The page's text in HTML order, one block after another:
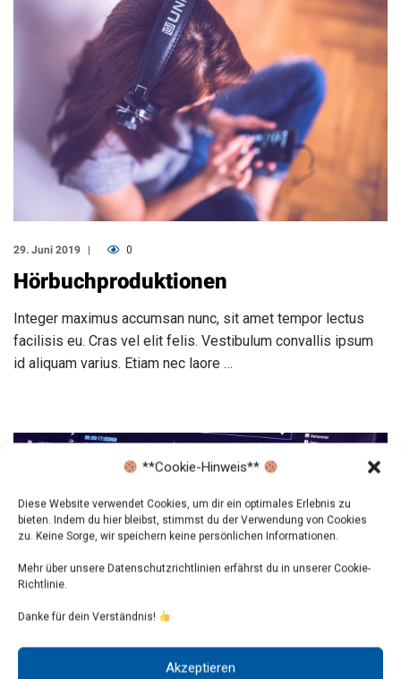
**Cookie-Hinweis**
Diese Website verwendet Cookies, um dir ein optimales Erlebnis zu
bieten. Indem du hier bleibst, stimmst du der Verwendung von Cookies
zu. Keine Sorge, wir speichern keine persönlichen Informationen.
Mehr über unsere Datenschutzrichtlinien erfährst du in unserer Cookie-
Richtlinie.
Danke für dein Verständnis!
Akzeptieren
29. Juni 2019 0
Hörbuchproduktionen
Integer maximus accumsan nunc, sit amet tempor lectus
facilisis eu. Cras vel elit felis. Vestibulum convallis ipsum
id aliquam varius. Etiam nec laore …